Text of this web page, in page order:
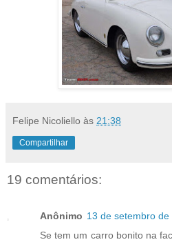
Felipe Nicoliello às 21:38
Compartilhar
19 comentários:
Anônimo 13 de setembro
Se tem um carro bonito na